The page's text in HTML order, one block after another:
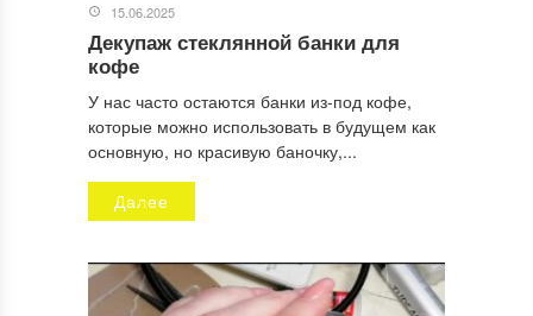
15.06.2025
Декупаж стеклянной банки для
кофе
У нас часто остаются банки из-под кофе,
которые можно использовать в будущем как
основную, но красивую баночку,...
Далее